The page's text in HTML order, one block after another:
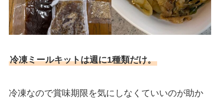
冷凍ミールキットは週に1種類だけ。
冷凍なので賞味期限を気にしなくていいのが助か